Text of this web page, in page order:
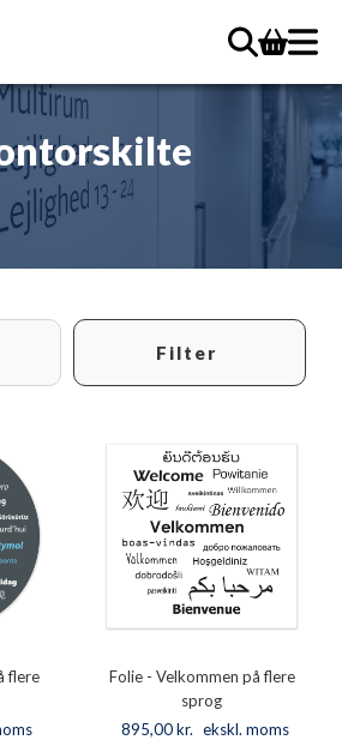
Filter
flere
Folie - Velkommen på flere
sprog
895,00kr. ekskl. moms